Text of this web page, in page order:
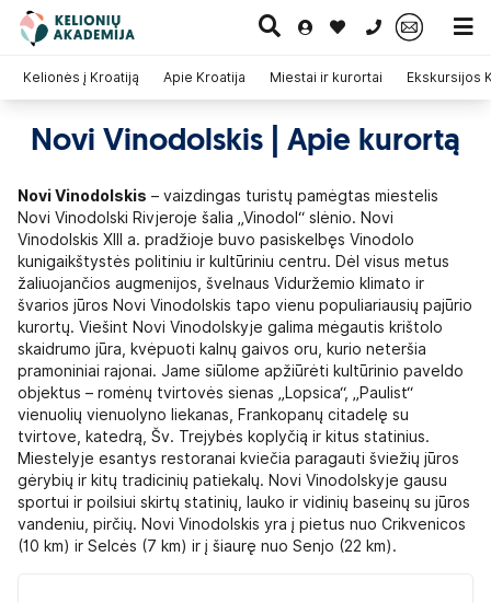
0 700 11007
Kelionės į Kroatiją Apie Kroatija Miestai ir kurortai Ekskursijos
Novi Vinodolskis | Apie kurortą
Novi Vinodolskis – vaizdingas turistų pamėgtas miestelis
Novi Vinodolski Rivjeroje šalia „Vinodol“ slėnio. Novi
Vinodolskis XIII a. pradžioje buvo pasiskelbęs Vinodolo
kunigaikštystės politiniu ir kultūriniu centru. Dėl visus metus
žaliuojančios augmenijos, švelnaus Viduržemio klimato ir
švarios jūros Novi Vinodolskis tapo vienu populiariausių pajūrio
kurortų. Viešint Novi Vinodolskyje galima mėgautis krištolo
skaidrumo jūra, kvėpuoti kalnų gaivos oru, kurio neteršia
pramoniniai rajonai. Jame siūlome apžiūrėti kultūrinio paveldo
objektus – romėnų tvirtovės sienas „Lopsica“, „Paulist“
vienuolių vienuolyno liekanas, Frankopanų citadelę su
tvirtove, katedrą, Šv. Trejybės koplyčią ir kitus statinius.
Miestelyje esantys restoranai kviečia paragauti šviežių jūros
gėrybių ir kitų tradicinių patiekalų. Novi Vinodolskyje gausu
sportui ir poilsiui skirtų statinių, lauko ir vidinių baseinų su jūros
vandeniu, pirčių. Novi Vinodolskis yra į pietus nuo Crikvenicos
(10 km) ir Selcės (7 km) ir į šiaurę nuo Senjo (22 km).